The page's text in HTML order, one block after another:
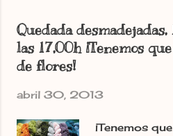
Quedada desmadejadas,
las 17,00h ¡Tenemos
de flores!
abril 30, 2013
¡Tenemos